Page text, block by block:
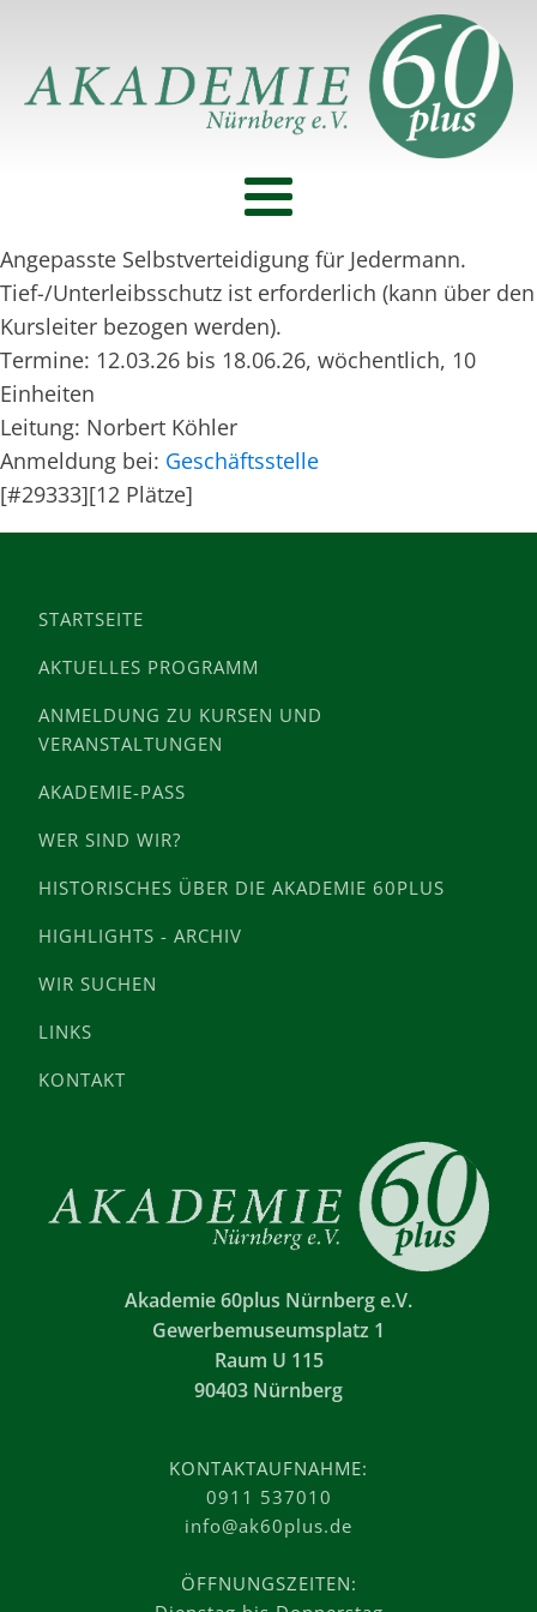
Angepasste Selbstverteidigung für Jedermann.
Tief-/Unterleibsschutz ist erforderlich (kann über den
Kursleiter bezogen werden).
Termine: 12.03.26 bis 18.06.26, wöchentlich, 10
Einheiten
Leitung: Norbert Köhler
Anmeldung bei: Geschäftsstelle
[#29333][12 Plätze]
STARTSEITE
AKTUELLES PROGRAMM
ANMELDUNG ZU KURSEN UND
VERANSTALTUNGEN
AKADEMIE-PASS
WER SIND WIR?
HISTORISCHES ÜBER DIE AKADEMIE 60PLUS
HIGHLIGHTS - ARCHIV
WIR SUCHEN
LINKS
KONTAKT
Akademie 60plus Nürnberg e.V.
Gewerbemuseumsplatz 1
Raum U 115
90403 Nürnberg
KONTAKTAUFNAHME:
0911 537010
info@ak60plus.de
ÖFFNUNGSZEITEN: